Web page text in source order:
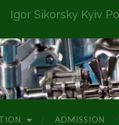
Igor Sikorsky Kyiv
ADMISSION